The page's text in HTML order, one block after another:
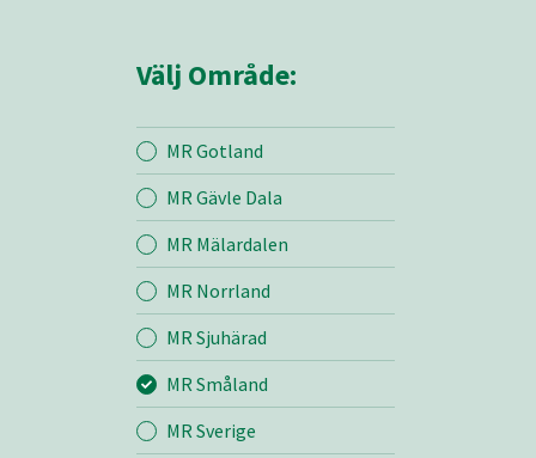
Mina sidor
MR Småland
Entreprenad
Välj Område:
MR Gotland
MR Gävle Dala
MR Mälardalen
MR Norrland
MR Sjuhärad
MR Småland
MR Sverige